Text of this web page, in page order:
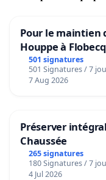
Pour le maintien
Houppe à Flobecq
501 signatures
501 Signatures / 7
7 Aug 2026
Préserver
Chaussée
265 signatures
180 Signatures / 7
4 Jul 2026